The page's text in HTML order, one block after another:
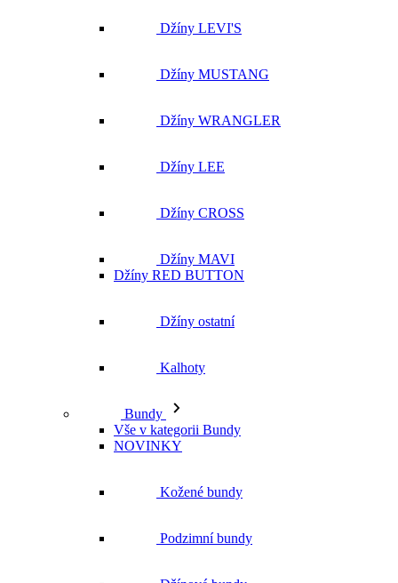
Džíny LEVI'S
Džíny MUSTANG
Džíny WRANGLER
Džíny LEE
Džíny CROSS
Džíny MAVI
Džíny RED BUTTON
Džíny ostatní
Kalhoty
Bundy
Vše v kategorii Bundy
NOVINKY
Kožené bundy
Podzimní bundy